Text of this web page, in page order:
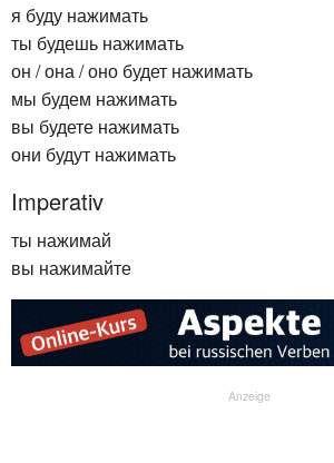
я буду нажимать
ты будешь нажимать
он / она / оно будет нажимать
мы будем нажимать
вы будете нажимать
они будут нажимать
Imperativ
ты нажимай
вы нажимайте
Anzeige